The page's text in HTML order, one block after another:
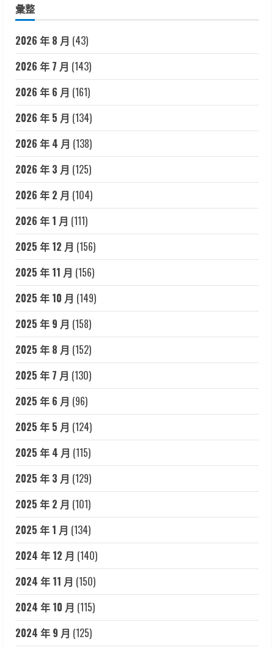
彙整
2026 年 8 月 (43)
2026 年 7 月 (143)
2026 年 6 月 (161)
2026 年 5 月 (134)
2026 年 4 月 (138)
2026 年 3 月 (125)
2026 年 2 月 (104)
2026 年 1 月 (111)
2025 年 12 月 (156)
2025 年 11 月 (156)
2025 年 10 月 (149)
2025 年 9 月 (158)
2025 年 8 月 (152)
2025 年 7 月 (130)
2025 年 6 月 (96)
2025 年 5 月 (124)
2025 年 4 月 (115)
2025 年 3 月 (129)
2025 年 2 月 (101)
2025 年 1 月 (134)
2024 年 12 月 (140)
2024 年 11 月 (150)
2024 年 10 月 (115)
2024 年 9 月 (125)